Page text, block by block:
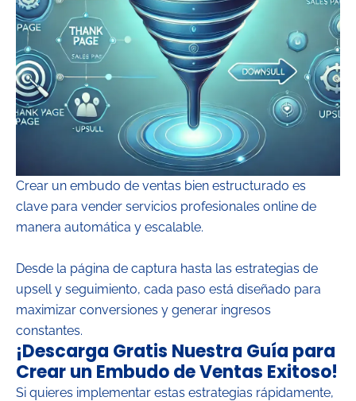
Crear un embudo de ventas bien estructurado es
clave para vender servicios profesionales online de
manera automática y escalable.
Desde la página de captura hasta las estrategias de
upsell y seguimiento, cada paso está diseñado para
maximizar conversiones y generar ingresos
constantes.
¡Descarga Gratis Nuestra Guía para
Crear un Embudo de Ventas Exitoso!
Si quieres implementar estas estrategias rápidamente,